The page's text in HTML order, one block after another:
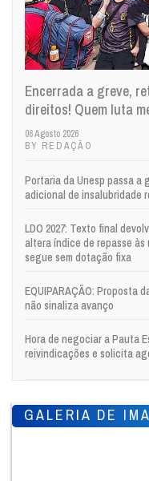
Encerrada a greve,
direitos! Quem luta
06 Agosto 2026
BY REDAÇÃO
Portaria da Unesp passa
adicional de insalubridade
LDO 2027: Texto final
altera índice de repasse
segue sem dotação fixa
EQUIPARAÇÃO: Proposta
não sinaliza avanço
Hora de negociar a Pauta
reivindicações e solicita
GALERIA DE